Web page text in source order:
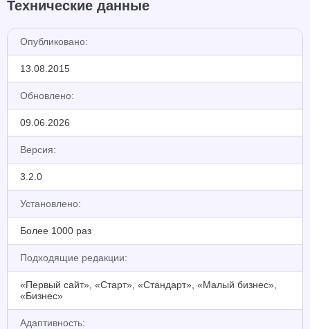
Технические данные
Опубликовано:
13.08.2015
Обновлено:
09.06.2026
Версия:
3.2.0
Установлено:
Более 1000 раз
Подходящие редакции:
«Первый сайт», «Старт», «Стандарт», «Малый бизнес»,
«Бизнес»
Адаптивность: